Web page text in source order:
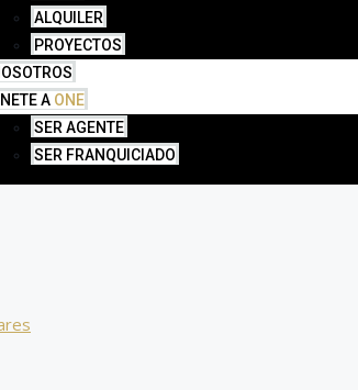
ALQUILER
PROYECTOS
A ONE
SER AGENTE
SER FRANQUICIADO